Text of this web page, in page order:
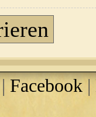
| Facebook |